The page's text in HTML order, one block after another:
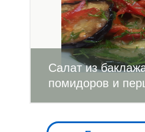
Салат из
помидоров и